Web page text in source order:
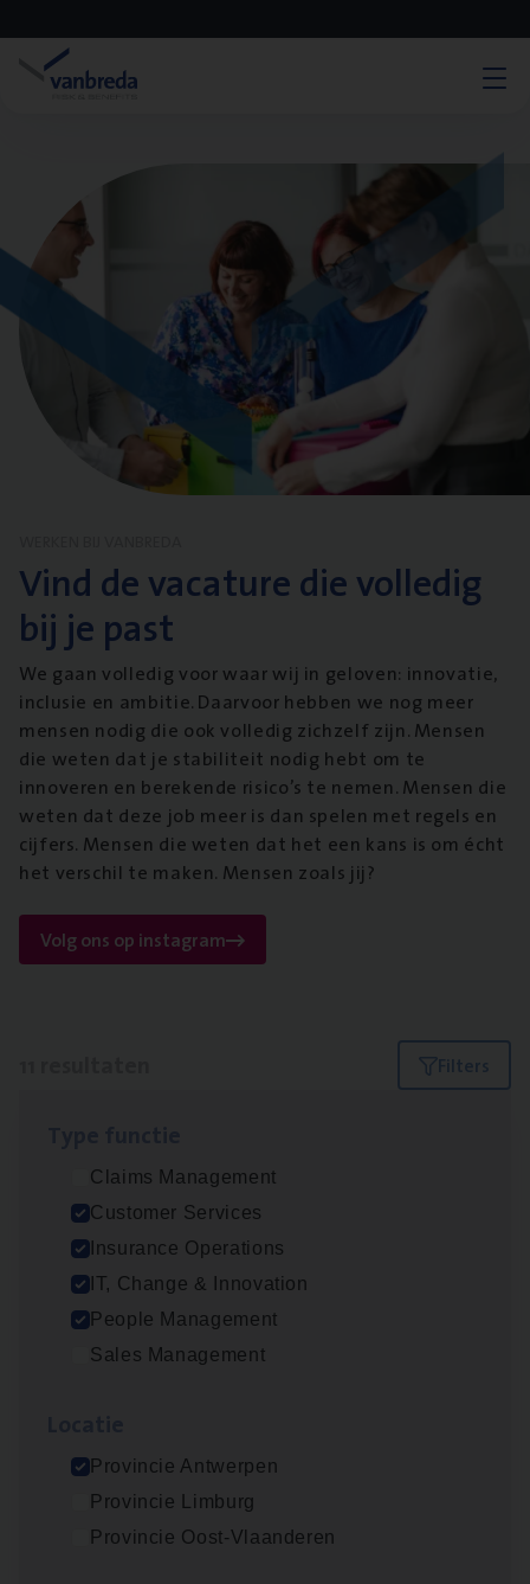
Vind de vacature die volledig
bij je past
We gaan volledig voor waar wij in geloven: innovatie,
inclusie en ambitie. Daarvoor hebben we nog meer
mensen nodig die ook volledig zichzelf zijn. Mensen
die weten dat je stabiliteit nodig hebt om te
innoveren en berekende risico’s te nemen. Mensen die
weten dat deze job meer is dan spelen met regels en
cijfers. Mensen die weten dat het een kans is om écht
het verschil te maken. Mensen zoals jij?
Volg ons op instagram
Filters
Claims Management
Customer Services
Insurance Operations
IT, Change & Innovation
People Management
Sales Management
Provincie Antwerpen
Provincie Limburg
Provincie Oost-Vlaanderen
Dos­sier­be­heer­der ver­ze­ke­rin­gen — Soci­al
Pro­fit en Public
Insurance Operations
Antwerpen
Insurance Operations
Beveren